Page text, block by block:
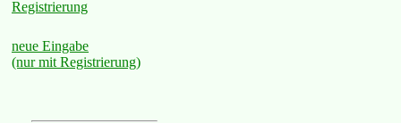
Registrierung
neue Eingabe
(nur mit Registrierung)